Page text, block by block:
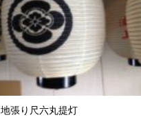
地張り尺六丸提灯